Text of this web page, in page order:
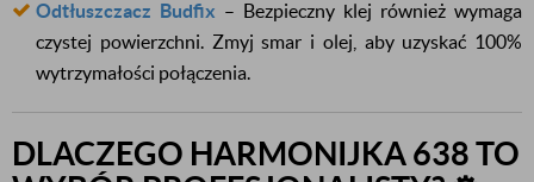
Odtłuszczacz Budfix – Bezpieczny klej również wymaga
czystej powierzchni. Zmyj smar i olej, aby uzyskać 100%
wytrzymałości połączenia.
DLACZEGO HARMONIJKA 638 TO